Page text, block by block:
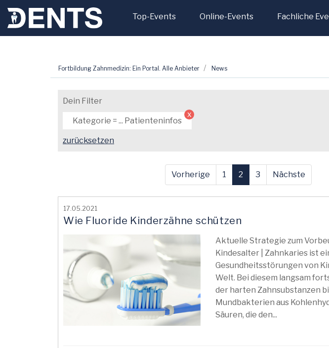
Top-Events Online-Events Fachliche
Fortbildung Zahnmedizin: Ein Portal. Alle Anbieter News
Dein Filter
zurücksetzen
Kategorie = ... Patienteninfos
x
Vorherige 1 2 3 Nächste
17.05.2021
Wie Fluoride Kinderzähne schützen
Aktuelle Strategie zum
Kindesalter | Zahnkaries ist
Gesundheitsstörungen von
Welt. Bei diesem langsam
der harten Zahnsubstanzen
Mundbakterien aus
Säuren, die den...